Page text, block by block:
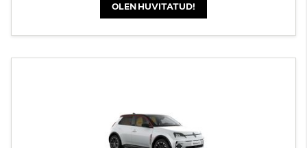
OLEN HUVITATUD!